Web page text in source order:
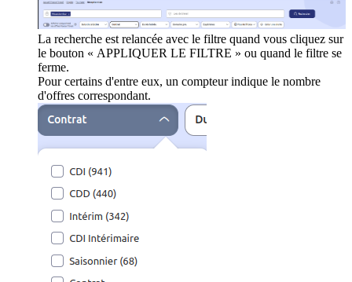
La recherche est relancée avec le filtre quand vous cliquez sur
le bouton « APPLIQUER LE FILTRE » ou quand le filtre se
ferme.
Pour certains d'entre eux, un compteur indique le nombre
d'offres correspondant.